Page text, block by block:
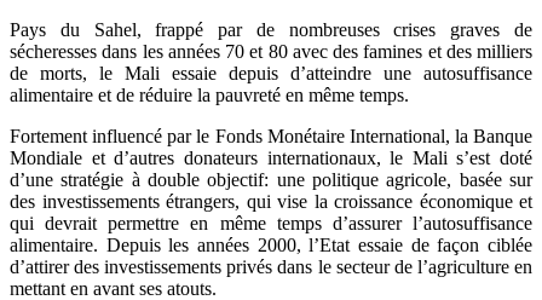
Pays du Sahel, frappé par de nombreuses crises graves de
sécheresses dans les années 70 et 80 avec des famines et des milliers
de morts, le Mali essaie depuis d’atteindre une autosuffisance
alimentaire et de réduire la pauvreté en même temps.
Fortement influencé par le Fonds Monétaire International, la Banque
Mondiale et d’autres donateurs internationaux, le Mali s’est doté
d’une stratégie à double objectif: une politique agricole, basée sur
des investissements étrangers, qui vise la croissance économique et
qui devrait permettre en même temps d’assurer l’autosuffisance
alimentaire. Depuis les années 2000, l’Etat essaie de façon ciblée
d’attirer des investissements privés dans le secteur de l’agriculture en
mettant en avant ses atouts.